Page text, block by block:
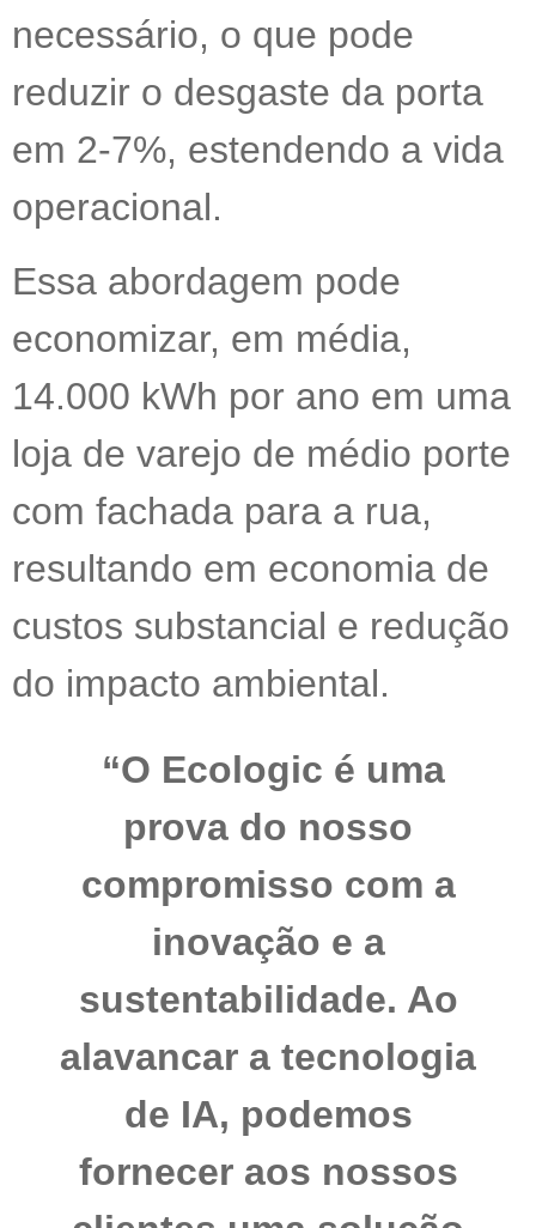
necessário, o que pode
reduzir o desgaste da porta
em 2-7%, estendendo a vida
operacional.
Essa abordagem pode
economizar, em média,
14.000 kWh por ano em uma
loja de varejo de médio porte
com fachada para a rua,
resultando em economia de
custos substancial e redução
do impacto ambiental.
“O Ecologic é uma
prova do nosso
compromisso com a
inovação e a
sustentabilidade. Ao
alavancar a tecnologia
de IA, podemos
fornecer aos nossos